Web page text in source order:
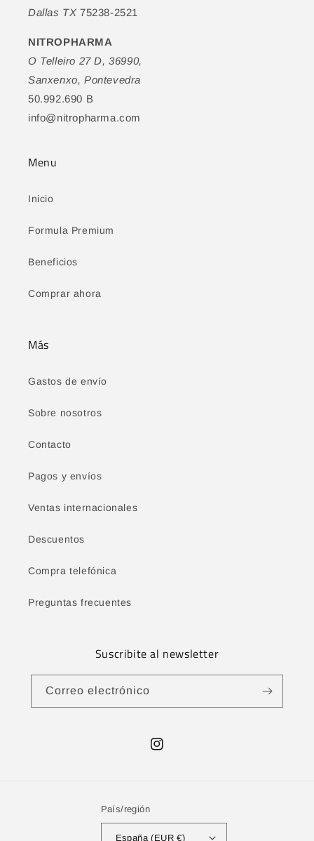
Dallas TX 75238-2521
NITROPHARMA
O Telleiro 27 D, 36990,
Sanxenxo, Pontevedra
50.992.690 B
info@nitropharma.com
Menu
Inicio
Formula Premium
Beneficios
Comprar ahora
Más
Gastos de envío
Sobre nosotros
Contacto
Pagos y envíos
Ventas internacionales
Descuentos
Compra telefónica
Preguntas frecuentes
Suscribite al newsletter
Correo electrónico
Instagram
País/región
España (EUR €)